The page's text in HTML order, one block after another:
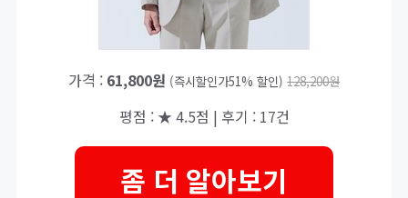
가격 : 61,800원 (즉시할인가51% 할인) 128,200원
평점 : ★ 4.5점 | 후기 : 17건
좀 더 알아보기